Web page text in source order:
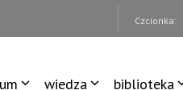
Czcionka:
wiedza biblioteka